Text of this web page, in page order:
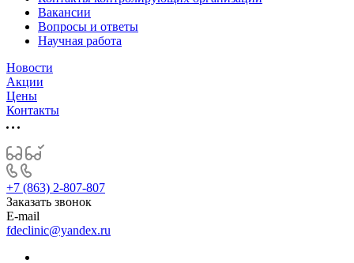
Вакансии
Вопросы и ответы
Научная работа
Новости
Акции
Цены
Контакты
+7 (863) 2-807-807
Заказать звонок
E-mail
fdeclinic@yandex.ru